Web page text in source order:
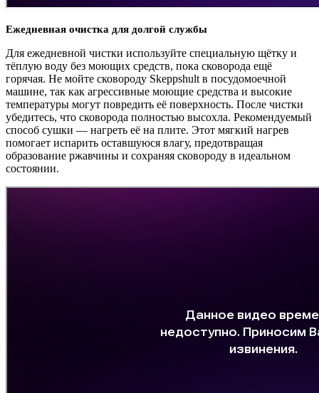
Ежедневная очистка для долгой службы
Для ежедневной чистки используйте специальную щётку и
тёплую воду без моющих средств, пока сковорода ещё
горячая. Не мойте сковороду Skeppshult в посудомоечной
машине, так как агрессивные моющие средства и высокие
температуры могут повредить её поверхность. После чистки
убедитесь, что сковорода полностью высохла. Рекомендуемый
способ сушки — нагреть её на плите. Этот мягкий нагрев
помогает испарить оставшуюся влагу, предотвращая
образование ржавчины и сохраняя сковороду в идеальном
состоянии.